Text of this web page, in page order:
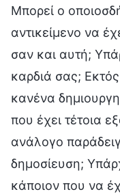
Μπορεί ο
αντικείμενο να
σαν και αυτή;
καρδιά σας;
κανένα
που έχει τέτοια
ανάλογο
δημοσίευση;
κάποιον που να